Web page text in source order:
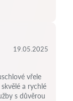
19.05.2025
vřele
a rychlé
s důvěrou